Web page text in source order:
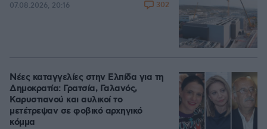
07.08.2026, 20:16 302
Νέες καταγγελίες στην Ελπίδα για τη
Δημοκρατία: Γρατσία, Γαλανός,
Καρυστιανού και αυλικοί το
μετέτρεψαν σε φοβικό αρχηγικό
κόμμα